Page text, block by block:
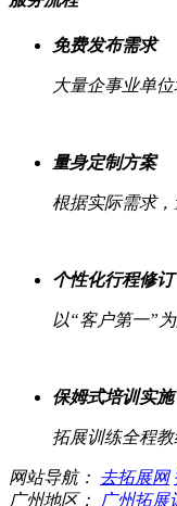
免费发布需求
大量企事业单
量身定制方案
根据实际需求
个性化行程修订
以“客户第一”
保姆式培训实施
拓展训练全程
网站导航： 去拓展网
广州地区： 广州拓展